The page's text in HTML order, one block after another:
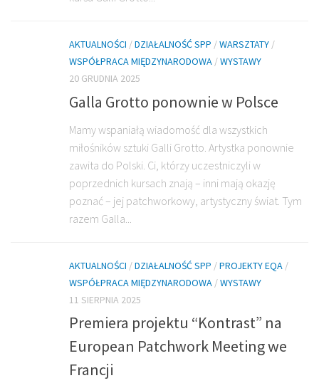
AKTUALNOŚCI /DZIAŁALNOŚĆ SPP /WARSZTATY /
WSPÓŁPRACA MIĘDZYNARODOWA /WYSTAWY
20 GRUDNIA 2025
Galla Grotto ponownie w Polsce
Mamy wspaniałą wiadomość dla wszystkich
miłośników sztuki Galli Grotto. Artystka ponownie
zawita do Polski. Ci, którzy uczestniczyli w
poprzednich kursach znają – inni mają okazję
poznać – jej patchworkowy, artystyczny świat. Tym
razem Galla...
AKTUALNOŚCI /DZIAŁALNOŚĆ SPP /PROJEKTY EQA /
WSPÓŁPRACA MIĘDZYNARODOWA /WYSTAWY
11 SIERPNIA 2025
Premiera projektu “Kontrast” na
European Patchwork Meeting we
Francji